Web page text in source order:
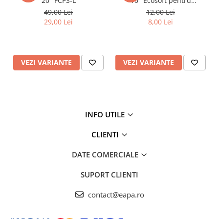
49,00 Lei
29,00 Lei
VEZI VARIANTE
eliminarea sedimentelor
12,00 Lei
8,00 Lei
VEZI VARIANTE
INFO UTILE
CLIENTI
DATE COMERCIALE
SUPORT CLIENTI
contact@eapa.ro